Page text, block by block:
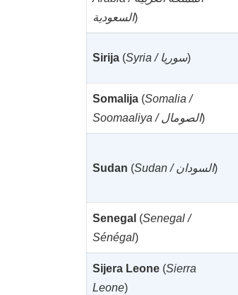
السعودية)
Sirija ( Syria / سوريا)
Somalija (Somalia /
Soomaaliya / الصومال)
Sudan ( Sudan / السودان)
Senegal (Senegal /
Sénégal)
Sijera Leone (Sierra
Leone)